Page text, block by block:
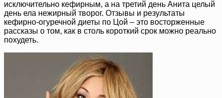
исключительно кефирным, а на третий день Анита целый
день ела нежирный творог. Отзывы и результаты
кефирно-огуречной диеты по Цой – это восторженные
рассказы о том, как в столь короткий срок можно реально
похудеть.